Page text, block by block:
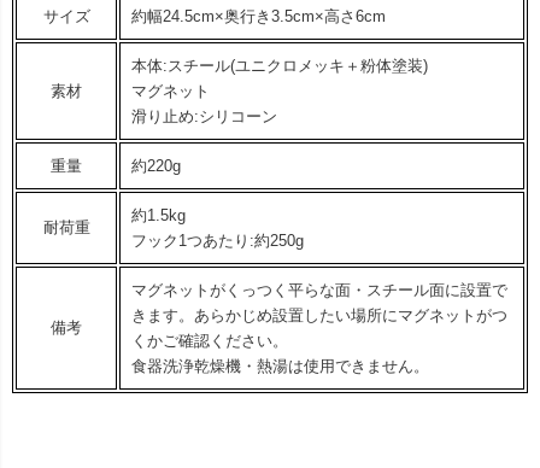
サイズ 約幅24.5cm×奥行き3.5cm×高さ6cm
素材
本体:スチール(ユニクロメッキ＋粉体塗装)
マグネット
滑り止め:シリコーン
重量 約220g
耐荷重
約1.5kg
フック1つあたり:約250g
備考
マグネットがくっつく平らな面・スチール面に設置で
きます。あらかじめ設置したい場所にマグネットがつ
くかご確認ください。
食器洗浄乾燥機・熱湯は使用できません。